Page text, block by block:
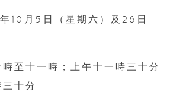
10月5日（星期六）及26日
至十一時；上午十一時三十分
十分